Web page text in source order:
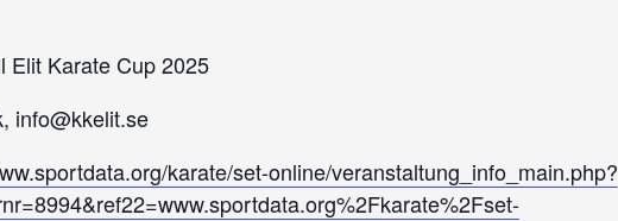
Elit Karate Cup 2025
info@kkelit.se
karate/set-online/veranstaltung_info_main.php?